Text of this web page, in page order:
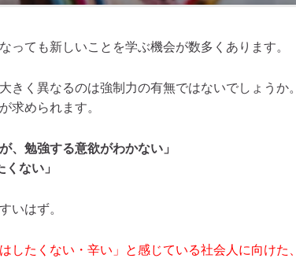
っても新しいことを学ぶ機会が数多くあります。
きく異なるのは強制力の有無ではないでしょうか。
求められます。
、勉強する意欲がわかない」
ない」
いはず。
したくない・辛い」と感じている社会人に向けた、